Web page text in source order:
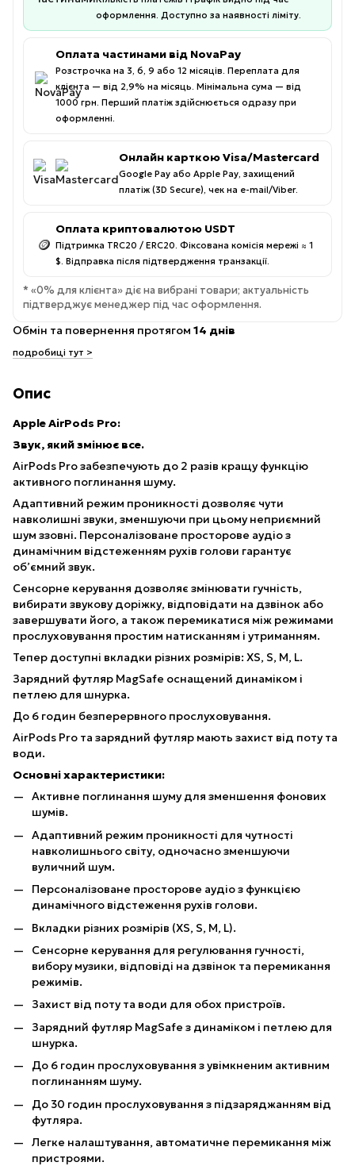
оформлення. Доступно за наявності ліміту.
Оплата частинами від NovaPay
Розстрочка на 3, 6, 9 або 12 місяців. Переплата для
клієнта — від 2,9% на місяць. Мінімальна сума — від
1000 грн. Перший платіж здійснюється одразу при
оформленні.
Онлайн карткою Visa/Mastercard
Google Pay або Apple Pay, захищений
платіж (3D Secure), чек на e-mail/Viber.
🪙
Оплата криптовалютою USDT
Підтримка TRC20 / ERC20. Фіксована комісія мережі ≈ 1
$. Відправка після підтвердження транзакції.
* «0% для клієнта» діє на вибрані товари; актуальність
підтверджує менеджер під час оформлення.
Обмін та повернення протягом 14 днів
подробиці тут >
Опис
Apple AirPods Pro:
Звук, який змінює все.
AirPods Pro забезпечують до 2 разів кращу функцію
активного поглинання шуму.
Адаптивний режим проникності дозволяє чути
навколишні звуки, зменшуючи при цьому неприємний
шум ззовні. Персоналізоване просторове аудіо з
динамічним відстеженням рухів голови гарантує
об’ємний звук.
Сенсорне керування дозволяє змінювати гучність,
вибирати звукову доріжку, відповідати на дзвінок або
завершувати його, а також перемикатися між режимами
прослуховування простим натисканням і утриманням.
Тепер доступні вкладки різних розмірів: XS, S, M, L.
Зарядний футляр MagSafe оснащений динаміком і
петлею для шнурка.
До 6 годин безперервного прослуховування.
AirPods Pro та зарядний футляр мають захист від поту та
води.
Основні характеристики:
Активне поглинання шуму для зменшення фонових
шумів.
Адаптивний режим проникності для чутності
навколишнього світу, одночасно зменшуючи
вуличний шум.
Персоналізоване просторове аудіо з функцією
динамічного відстеження рухів голови.
Вкладки різних розмірів (XS, S, M, L).
Сенсорне керування для регулювання гучності,
вибору музики, відповіді на дзвінок та перемикання
режимів.
Захист від поту та води для обох пристроїв.
Зарядний футляр MagSafe з динаміком і петлею для
шнурка.
До 6 годин прослуховування з увімкненим активним
поглинанням шуму.
До 30 годин прослуховування з підзаряджанням від
футляра.
Легке налаштування, автоматичне перемикання між
пристроями.